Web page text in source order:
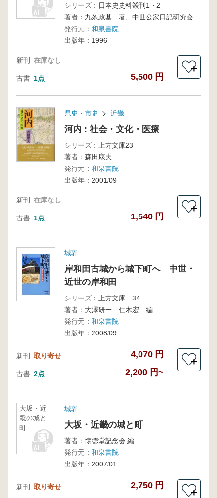
シリーズ： 日本史史料叢刊1・2
著者：
発行元： 和泉書院
出版年： 1996
新刊 在庫なし
古書 1点 5,500 円
＋
県史・市史 近畿
河内 : 社会・文化・医療
シリーズ：
上方文庫23
著者： 森田康夫
発行元： 和泉書院
出版年： 2001/09
新刊 在庫なし
古書 1点 1,540 円
＋
城郭
岸和田古城から城下町へ 中世・
近世の岸和田
シリーズ：
上方文庫 34
著者： 大澤研一 仁木宏 編
発行元： 和泉書院
出版年： 2008/09
新刊 取り寄せ 4,070 円
古書 2点 2,200 円~
＋
大坂・近
畿の城と
町
城郭
大坂・近畿の城と町
著者： 懐徳堂記念会 編
発行元： 和泉書院
出版年： 2007/01
新刊 取り寄せ 2,750 円
＋